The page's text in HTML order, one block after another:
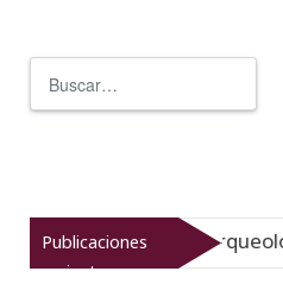
Publicaciones
recientes
el patrimonio